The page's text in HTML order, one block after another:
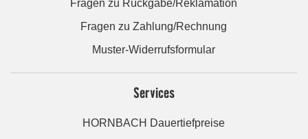
Fragen zu Rückgabe/Reklamation
Fragen zu Zahlung/Rechnung
Muster-Widerrufsformular
Services
HORNBACH Dauertiefpreise